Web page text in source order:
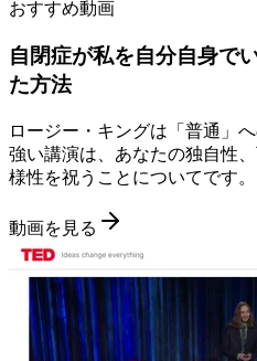
おすすめ動画
自閉症が私を自分自身で
た方法
ロージー・キングは「普通」
強い講演は、あなたの独自性
様性を祝うことについてです。
動画を見る